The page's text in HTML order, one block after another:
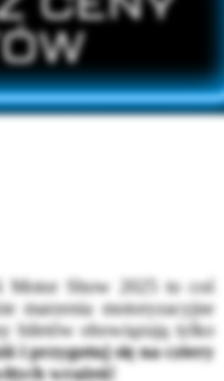
Motor Show 2025 to coś
marzenia motoryzacyjne
biletów obowiązują tylko
i przygotuj się na cztery
wrażeń!